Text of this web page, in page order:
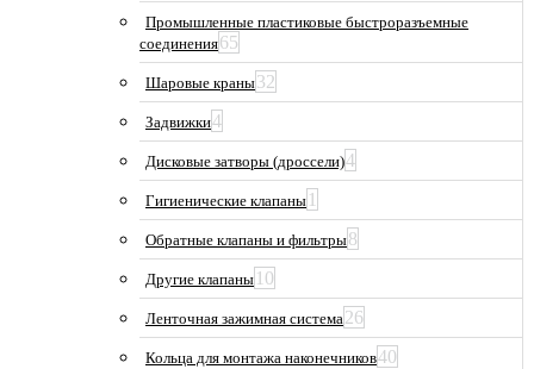
Промышленные пластиковые быстроразъемные
соединения65
Шаровые краны32
Задвижки4
Дисковые затворы (дроссели)4
Гигиенические клапаны 1
Обратные клапаны и фильтры8
Другие клапаны 10
Ленточная зажимная система26
Кольца для монтажа наконечников40